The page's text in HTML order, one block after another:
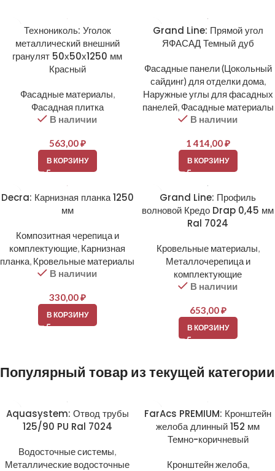
Технониколь: Уголок
металлический внешний
гранулят 50х50х1250 мм
Красный
Фасадные материалы,
Фасадная плитка
В наличии
563,00₽
В КОРЗИНУ
Grand Line: Прямой угол
ЯФАСАД Темный дуб
Фасадные панели (Цокольный
сайдинг) для отделки дома,
Наружные углы для фасадных
панелей, Фасадные материалы
В наличии
1 414,00₽
В КОРЗИНУ
Decra: Карнизная планка 1250
мм
Композитная черепица и
комплектующие, Карнизная
планка, Кровельные материалы
В наличии
330,00₽
В КОРЗИНУ
Grand Line: Профиль
волновой Кредо Drap 0,45 мм
Ral 7024
Кровельные материалы,
Металлочерепица и
комплектующие
В наличии
653,00₽
В КОРЗИНУ
Популярный товар из текущей категории
Aquasystem: Отвод трубы
125/90 PU Ral 7024
Водосточные системы,
Металлические водосточные
FarAcs PREMIUM: Кронштейн
желоба длинный 152 мм
Темно-коричневый
Кронштейн желоба,